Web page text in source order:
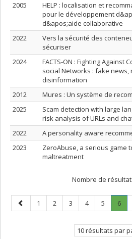
2005
HELP : localisation et
pour le développement
d&apos;aide collaborative
2022
Vers la sécurité des
sécuriser
2024
FACTS-ON : Fighting Against
social Networks : fake
disinformation
2012
Mures : Un système de
2025
Scam detection with large
risk analysis of URLs and
2022
A personality aware
2023
ZeroAbuse, a serious game
maltreatment
Nombre de
Page
précédente
Page
1 Page
2 Page
3 Page
4 Page
5 Page
6.
10 résultats par